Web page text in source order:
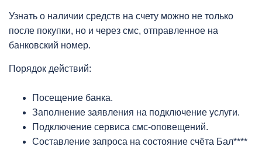
Узнать о наличии средств на счету можно не только
после покупки, но и через смс, отправленное на
банковский номер.
Порядок действий:
Посещение банка.
Заполнение заявления на подключение услуги.
Подключение сервиса смс-оповещений.
Составление запроса на состояние счёта Бал****